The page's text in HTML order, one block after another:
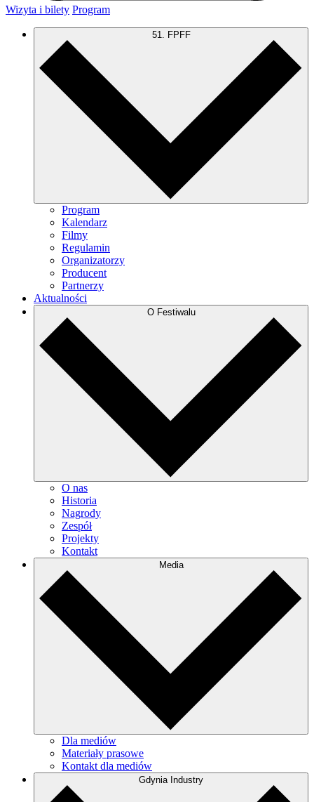
Wizyta i bilety Program
51. FPFF
Program
Kalendarz
Filmy
Regulamin
Organizatorzy
Producent
Partnerzy
Aktualności
O Festiwalu
O nas
Historia
Nagrody
Zespół
Projekty
Kontakt
Media
Dla mediów
Materiały prasowe
Kontakt dla mediów
Gdynia Industry